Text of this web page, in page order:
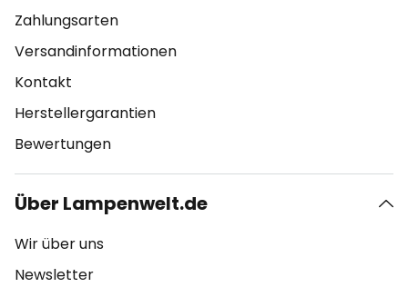
Zahlungsarten
Versandinformationen
Kontakt
Herstellergarantien
Bewertungen
Über Lampenwelt.de
Wir über uns
Newsletter